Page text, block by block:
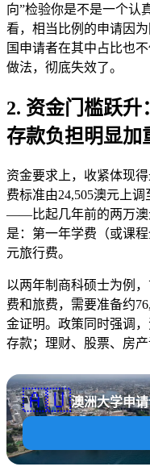
向”检验你是不是一个认
看，相当比例的申请因
国申请者在其中占比也
做法，彻底失效了。
2. 资金门槛跃升
存款负担明显加
资金要求上，收紧体现
费标准由24,505澳元上
——比起几年前的两万澳
是：第一年学费（或课
元旅行费。
以两年制商科硕士为例
费和旅费，需要准备约
金证明。政策同时强调
存款；理财、股票、房
🇦🇺澳洲大学申